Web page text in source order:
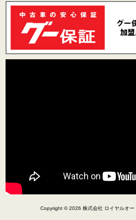
Copyright © 2026 株式会社 ロイヤルオー